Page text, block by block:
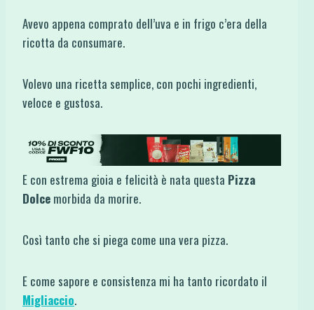
Avevo appena comprato dell’uva e in frigo c’era della
ricotta da consumare.
Volevo una ricetta semplice, con pochi ingredienti,
veloce e gustosa.
E con estrema gioia e felicità è nata questa Pizza
Dolce morbida da morire.
Così tanto che si piega come una vera pizza.
E come sapore e consistenza mi ha tanto ricordato il
Migliaccio.